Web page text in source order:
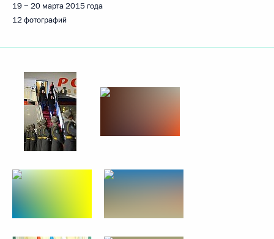
19 − 20 марта 2015 года
12 фотографий